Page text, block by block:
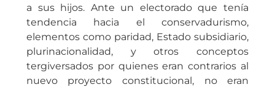
a sus hijos. Ante un electorado que tenía
tendencia hacia el conservadurismo,
elementos como paridad, Estado subsidiario,
plurinacionalidad, y otros conceptos
tergiversados por quienes eran contrarios al
nuevo proyecto constitucional, no eran